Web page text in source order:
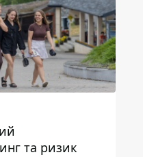
та ризик